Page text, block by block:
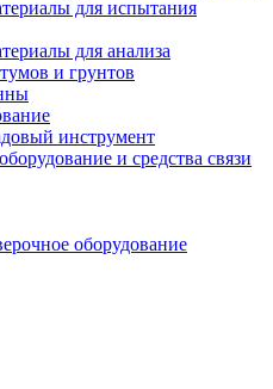
для испытания
для анализа
и грунтов
инструмент
и средства связи
оборудование